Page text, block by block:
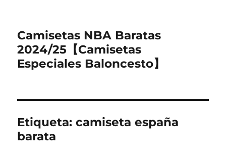
Camisetas NBA Baratas
2024/25【Camisetas
Especiales Baloncesto】
Etiqueta:camiseta españa
barata